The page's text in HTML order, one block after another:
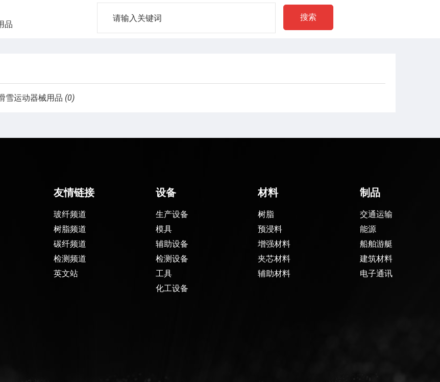
品
搜索
雪运动器械用品 (0)
友情链接
玻纤频道
树脂频道
碳纤频道
检测频道
英文站
设备
生产设备
模具
辅助设备
检测设备
工具
化工设备
材料
树脂
预浸料
增强材料
夹芯材料
辅助材料
制品
交通运输
能源
船舶游艇
建筑材料
电子通讯